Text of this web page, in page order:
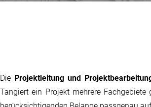
Leitung Fachgebiet Schallimmissionsschutz
Fachgebiete Erschütterungen,
Die Projektleitung und
Tangiert ein Projekt mehrere